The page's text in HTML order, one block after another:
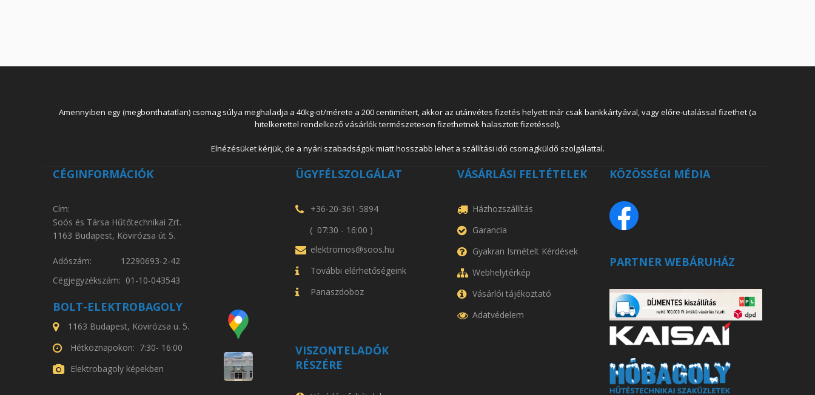
Amennyiben egy (megbonthatatlan) csomag súlya meghaladja a 40kg-ot/mérete a 200 centimétert, akkor az utánvétes fizetés helyett már csak bankkártyával, vagy előre-utalással fizethet (a
hitelkerettel rendelkező vásárlók természetesen fizethetnek halasztott fizetéssel).
Elnézésüket kérjük, de a nyári szabadságok miatt hosszabb lehet a szállítási idő csomagküldő szolgálattal.
CÉGINFORMÁCIÓK
Cím:
Soós és Társa Hűtőtechnikai Zrt.
1163 Budapest, Kövirózsa út 5.
Adószám: 12290693-2-42
Cégjegyzékszám: 01-10-043543
BOLT-ELEKTROBAGOLY
1163 Budapest, Kövirózsa u. 5.
Hétköznapokon: 7:30- 16:00
Elektrobagoly képekben
ÜGYFÉLSZOLGÁLAT
+36-20-361-5894
( 07:30 - 16:00 )
elektromos@soos.hu
További elérhetőségeink
Panaszdoboz
VISZONTELADÓK
RÉSZÉRE
VÁSÁRLÁSI FELTÉTELEK
Házhozszállítás
Garancia
Gyakran Ismételt Kérdések
Webhelytérkép
Vásárlói tájékoztató
Adatvédelem
KÖZÖSSÉGI MÉDIA
PARTNER WEBÁRUHÁZ